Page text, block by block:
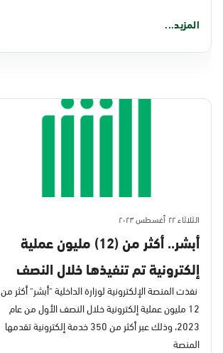
المزيد...
الثلاثاء ٢٢ أغسطس ٢٠٢٣
أبشر.. أكثر من (12) مليون عملية
إلكترونية تم تنفيذها خلال النصف
الأول من عام 2023
نفذت المنصة الإلكترونية لوزارة الداخلية "أبشر" أكثر من
12 مليون عملية إلكترونية خلال النصف الأول من عام
2023، وذلك عبر أكثر من 350 خدمة إلكترونية تقدمها
المنصة